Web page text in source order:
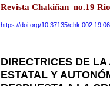
Revista Chakiñan no.19
https://doi.org/10.37135/chk.002.19.06
DIRECTRICES DE
ESTATAL Y